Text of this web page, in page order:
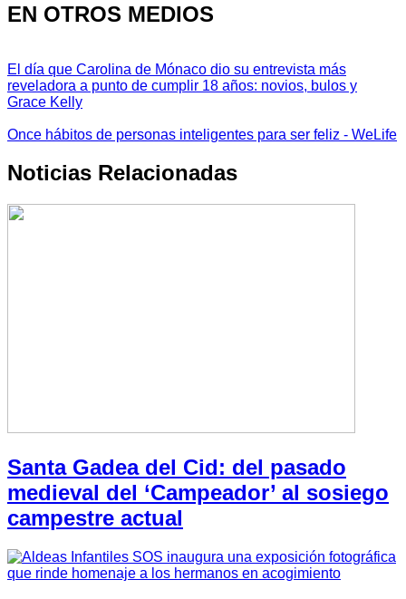
EN OTROS MEDIOS
El día que Carolina de Mónaco dio su entrevista más
reveladora a punto de cumplir 18 años: novios, bulos y
Grace Kelly
Once hábitos de personas inteligentes para ser feliz - WeLife
Noticias Relacionadas
Santa Gadea del Cid: del pasado
medieval del ‘Campeador’ al sosiego
campestre actual